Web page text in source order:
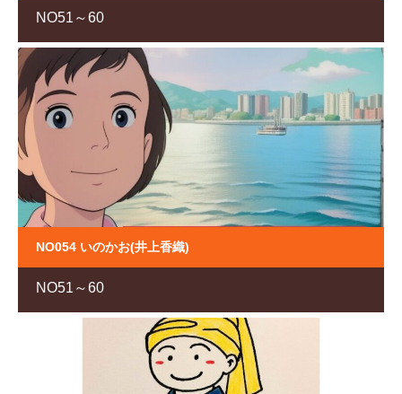
NO51～60
NO054 いのかお(井上香織)
NO51～60